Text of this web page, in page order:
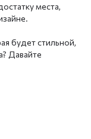
места,
будет стильной,
Давайте